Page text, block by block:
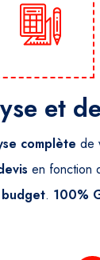
et
complète de
en fonction
budget. 100%